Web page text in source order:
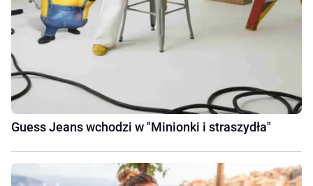
Guess Jeans wchodzi w "Minionki i straszydła"